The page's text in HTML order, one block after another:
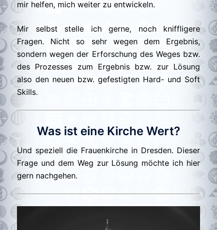
mir helfen, mich weiter zu entwickeln.
Mir selbst stelle ich gerne, noch kniffligere
Fragen. Nicht so sehr wegen dem Ergebnis,
sondern wegen der Erforschung des Weges bzw.
des Prozesses zum Ergebnis bzw. zur Lösung
also den neuen bzw. gefestigten Hard- und Soft
Skills.
Was ist eine Kirche Wert?
Und speziell die Frauenkirche in Dresden. Dieser
Frage und dem Weg zur Lösung möchte ich hier
gern nachgehen.